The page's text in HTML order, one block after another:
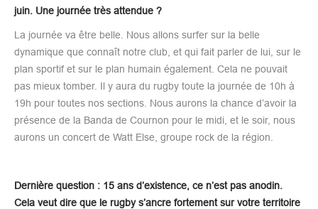
juin. Une journée très attendue ?
La journée va être belle. Nous allons surfer sur la belle
dynamique que connaît notre club, et qui fait parler de lui, sur le
plan sportif et sur le plan humain également. Cela ne pouvait
pas mieux tomber. Il y aura du rugby toute la journée de 10h à
19h pour toutes nos sections. Nous aurons la chance d’avoir la
présence de la Banda de Cournon pour le midi, et le soir, nous
aurons un concert de Watt Else, groupe rock de la région.
Dernière question : 15 ans d’existence, ce n’est pas anodin.
Cela veut dire que le rugby s’ancre fortement sur votre territoire